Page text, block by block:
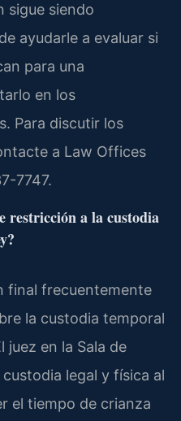
sigue siendo
ayudarle a evaluar si
para una
en los
Para discutir los
a Law Offices
7747.
restricción a la custodia
final frecuentemente
la custodia temporal
juez en la Sala de
legal y física al
el tiempo de crianza